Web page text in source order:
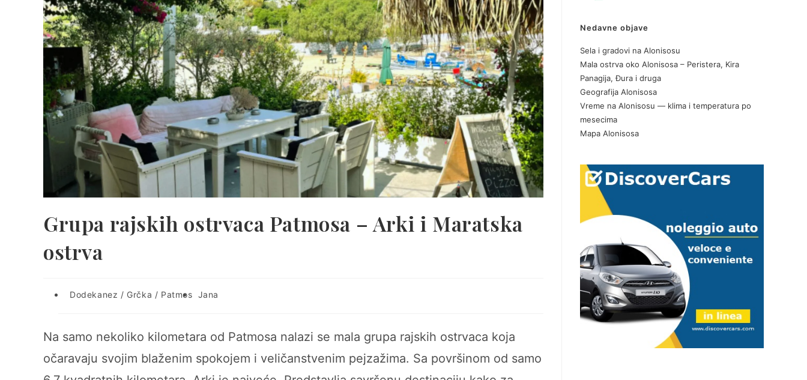
Grupa rajskih ostrvaca Patmosa – Arki i Maratska
ostrva
Post
Dodekanez / Grčka / Patmos Post
Jana
Na samo nekoliko kilometara od Patmosa nalazi se mala grupa rajskih ostrvaca koja
očaravaju svojim blaženim spokojem i veličanstvenim pejzažima. Sa površinom od samo
Nedavne objave
Sela i gradovi na Alonisosu
Mala ostrva oko Alonisosa – Peristera, Kira
Panagija, Đura i druga
Geografija Alonisosa
Vreme na Alonisosu — klima i temperatura po
mesecima
Mapa Alonisosa